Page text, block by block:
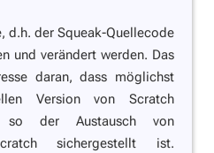
d.h. der Squeak-Quellecode
und verändert werden. Das
daran, dass möglichst
Version von Scratch
der Austausch von
sichergestellt ist.